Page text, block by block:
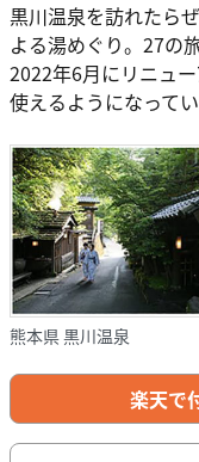
黒川温泉を訪れたら
よる湯めぐり。27の
2022年6月にリニュ
使えるようになってい
熊本県 黒川温泉
楽天で